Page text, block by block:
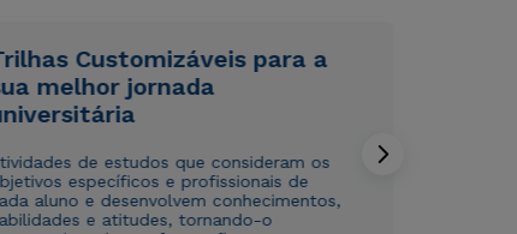
Customizáveis para a
melhor jornada
de estudos que consideram os
específicos e profissionais de
aluno e desenvolvem conhecimentos,
e atitudes, tornando-o
Estou de acordo com aPolítica de Privacidade.
autorizo que meus dados sejam utilizados para o
envio de conteúdos da Cruzeiro do Sul.
Estou de acordo com aPolítica de Privacidade.
autorizo que meus dados sejam utilizados para o
envio de conteúdos da Cruzeiro do Sul.